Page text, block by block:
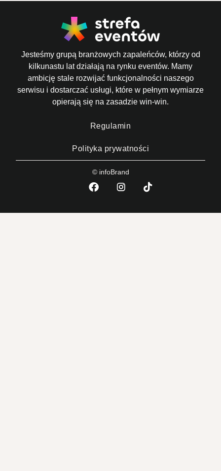
Jesteśmy grupą branżowych zapaleńców, którzy od
kilkunastu lat działają na rynku eventów. Mamy
ambicję stale rozwijać funkcjonalności naszego
serwisu i dostarczać usługi, które w pełnym wymiarze
opierają się na zasadzie win-win.
Regulamin
Polityka prywatności
© infoBrand